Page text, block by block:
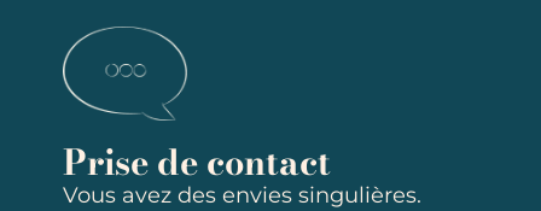
Prise de contact
Vous avez des envies singulières.